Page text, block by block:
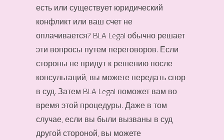
есть или существует юридический
конфликт или ваш счет не
оплачивается? BLA Legal обычно решает
эти вопросы путем переговоров. Если
стороны не придут к решению после
консультаций, вы можете передать спор
в суд. Затем BLA Legal поможет вам во
время этой процедуры. Даже в том
случае, если вы были вызваны в суд
другой стороной, вы можете